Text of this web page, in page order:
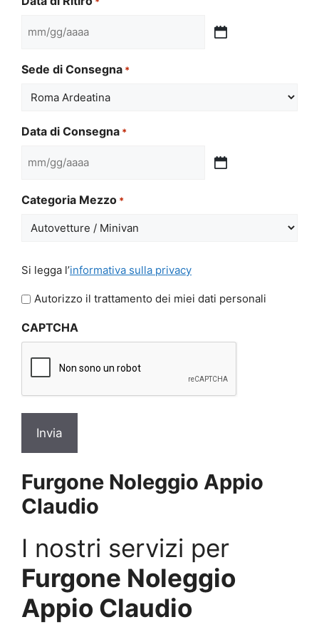
MM
GG
slash
Sede di Consegna *
Data di Consegna *
MM
GG
slash
Categoria Mezzo *
legga
l'informativa
privacy
Si legga l’informativa sulla privacy
Autorizzo il trattamento dei miei dati personali
CAPTCHA
Furgone Noleggio Appio
Claudio
I nostri servizi per
Furgone Noleggio
Appio Claudio